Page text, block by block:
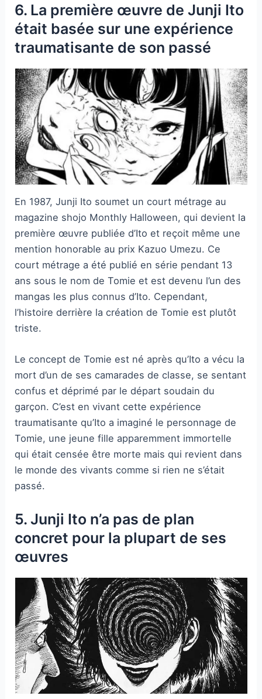
6. La première œuvre de Junji Ito
était basée sur une expérience
traumatisante de son passé
En 1987, Junji Ito soumet un court métrage au
magazine shojo Monthly Halloween, qui devient la
première œuvre publiée d’Ito et reçoit même une
mention honorable au prix Kazuo Umezu. Ce
court métrage a été publié en série pendant 13
ans sous le nom de Tomie et est devenu l’un des
mangas les plus connus d’Ito. Cependant,
l’histoire derrière la création de Tomie est plutôt
triste.
Le concept de Tomie est né après qu’Ito a vécu la
mort d’un de ses camarades de classe, se sentant
confus et déprimé par le départ soudain du
garçon. C’est en vivant cette expérience
traumatisante qu’Ito a imaginé le personnage de
Tomie, une jeune fille apparemment immortelle
qui était censée être morte mais qui revient dans
le monde des vivants comme si rien ne s’était
passé.
5. Junji Ito n’a pas de plan
concret pour la plupart de ses
œuvres